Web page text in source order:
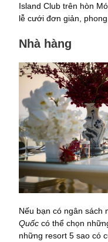
Island Club trên hòn
lễ cưới đơn giản,
Nhà hàng
Nếu bạn có ngân sách
Quốc có thể chọn
những resort 5 sao có